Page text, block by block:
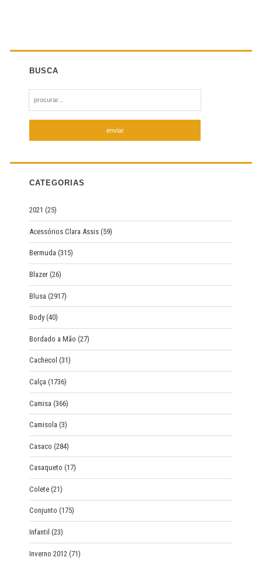
BUSCA
e
h
f
r
:
CATEGORIAS
2021 (25)
Acessórios Clara Assis (59)
Bermuda (315)
Blazer (26)
Blusa (2917)
Body (40)
Bordado a Mão (27)
Cachecol (31)
Calça (1736)
Camisa (366)
Camisola (3)
Casaco (284)
Casaqueto (17)
Colete (21)
Conjunto (175)
Infantil (23)
Inverno 2012 (71)